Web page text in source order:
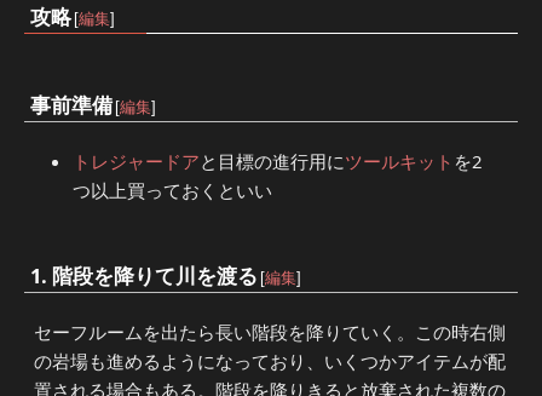
攻略 [編集]
事前準備 [編集]
トレジャードアと目標の進行用にツールキット を2
つ以上買っておくといい
1. 階段を降りて川を渡る [編集]
セーフルームを出たら長い階段を降りていく。この時右側
の岩場も進めるようになっており、いくつかアイテムが配
置される場合もある。階段を降りきると放棄された複数の